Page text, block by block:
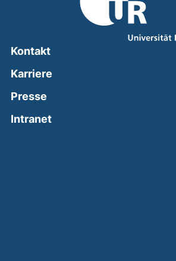
Kontakt
Karriere
Presse
Intranet(external link, opens in